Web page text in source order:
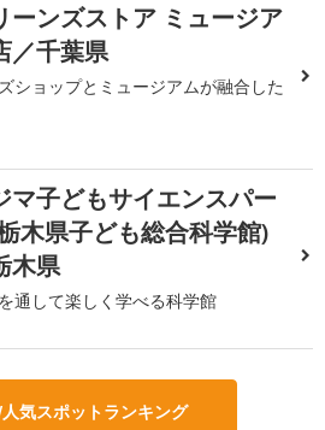
ーンズストア ミュージア
／千葉県
ショップとミュージアムが融合した
マ子どもサイエンスパー
木県子ども総合科学館)
木県
通して楽しく学べる科学館
気スポットランキング